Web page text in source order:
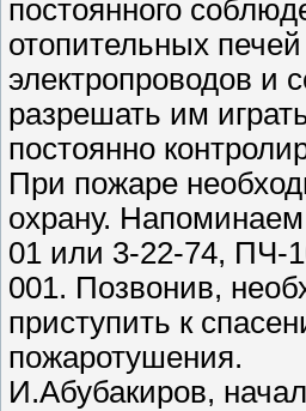
постоянного
отопительных
электропроводов и
разрешать им
постоянно
При пожаре
охрану.
01 или 3-22-74, ПЧ-
001. Позвонив,
приступить к
пожаротушения.
И.Абубакиров,